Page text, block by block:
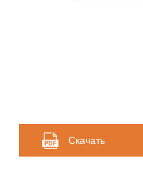
Скачать